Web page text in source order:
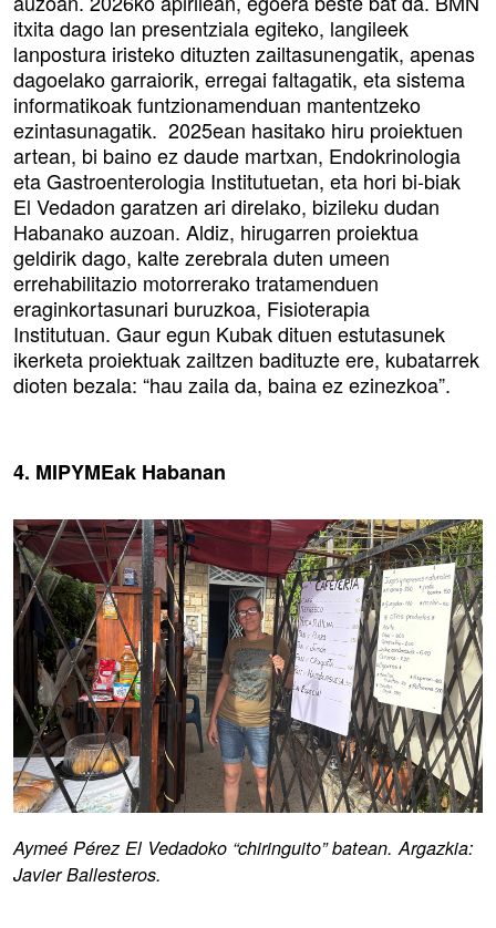
itxita dago lan presentziala egiteko, langileek
lanpostura iristeko dituzten zailtasunengatik, apenas
dagoelako garraiorik, erregai faltagatik, eta sistema
informatikoak funtzionamenduan mantentzeko
ezintasunagatik. 2025ean hasitako hiru proiektuen
artean, bi baino ez daude martxan, Endokrinologia
eta Gastroenterologia Institutuetan, eta hori bi-biak
El Vedadon garatzen ari direlako, bizileku dudan
Habanako auzoan. Aldiz, hirugarren proiektua
geldirik dago, kalte zerebrala duten umeen
errehabilitazio motorrerako tratamenduen
eraginkortasunari buruzkoa, Fisioterapia
Institutuan. Gaur egun Kubak dituen estutasunek
ikerketa proiektuak zailtzen badituzte ere, kubatarrek
dioten bezala: “hau zaila da, baina ez ezinezkoa”.
4. MIPYMEak Habanan
Aymeé Pérez El Vedadoko “chiringuito” batean. Argazkia:
Javier Ballesteros.